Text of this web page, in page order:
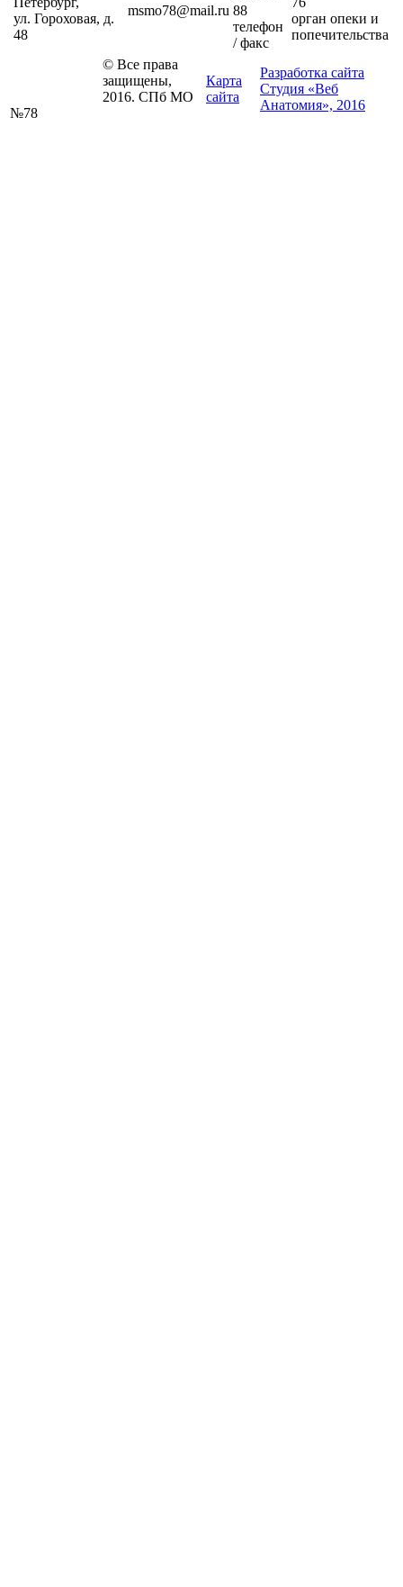
ул. Гороховая, д.
48
msmo78@mail.ru 88
телефон
/ факс
орган опеки и
попечительства
© Все права
защищены,
2016. СПб МО
№78
Карта
сайта
Разработка сайта
Студия «Веб
Анатомия», 2016